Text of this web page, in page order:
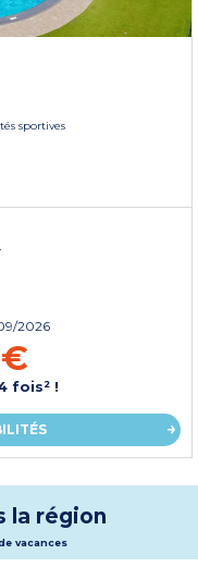
sportives
2026
fois² !
la région
vacances